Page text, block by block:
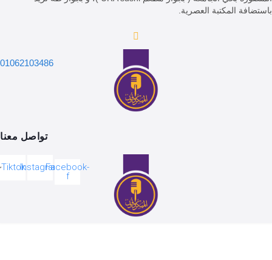
المكتبة العصرية.
01062103486
تواصل معنا
Facebook-
Instagram
Tiktok